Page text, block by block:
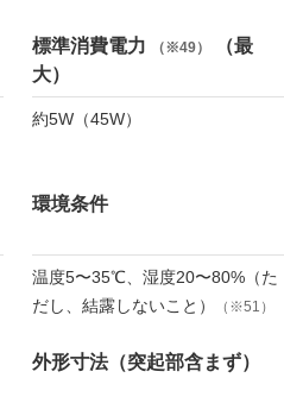
標準消費電力 （※49）
（最
大）
約5W（45W）
環境条件
温度5〜35℃、湿度20〜80%（た
だし、結露しないこと）
（※51）
外形寸法（突起部含まず）